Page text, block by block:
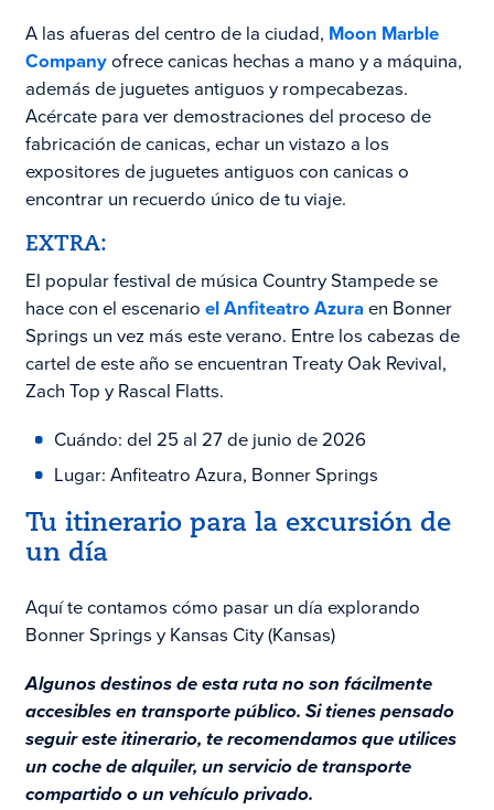
A las afueras del centro de la ciudad, Moon Marble
Companyofrece canicas hechas a mano y a máquina,
además de juguetes antiguos y rompecabezas.
Acércate para ver demostraciones del proceso de
fabricación de canicas, echar un vistazo a los
expositores de juguetes antiguos con canicas o
encontrar un recuerdo único de tu viaje.
EXTRA:
El popular festival de música Country Stampede se
hace con el escenario el Anfiteatro Azura en Bonner
Springs un vez más este verano. Entre los cabezas de
cartel de este año se encuentran Treaty Oak Revival,
Zach Top y Rascal Flatts.
Cuándo: del 25 al 27 de junio de 2026
Lugar: Anfiteatro Azura, Bonner Springs
Tu itinerario para la excursión de
un día
Aquí te contamos cómo pasar un día explorando
Bonner Springs y Kansas City (Kansas)
Algunos destinos de esta ruta no son fácilmente
accesibles en transporte público. Si tienes pensado
seguir este itinerario, te recomendamos que utilices
un coche de alquiler, un servicio de transporte
compartido o un vehículo privado.